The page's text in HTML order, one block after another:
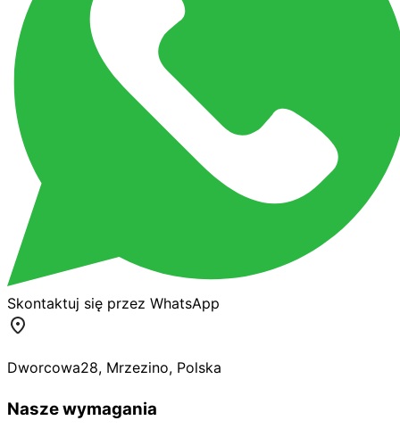
Skontaktuj się przez WhatsApp
Dworcowa28, Mrzezino, Polska
Nasze wymagania